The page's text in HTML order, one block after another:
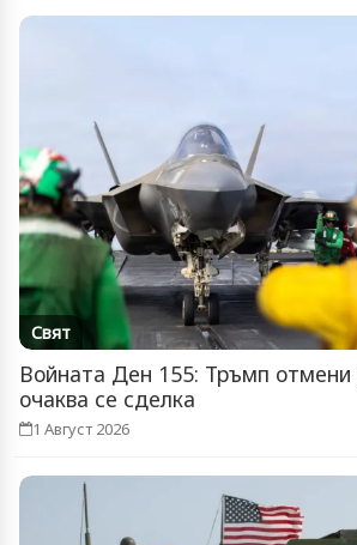
Свят
Войната Ден 155: Тръмп отмени
очаква се сделка
1 Август 2026